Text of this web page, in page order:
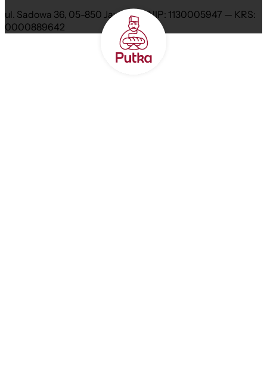
ul. Sadowa 36, 05-850 Jawczyce NIP: 1130005947 — KRS:
0000889642